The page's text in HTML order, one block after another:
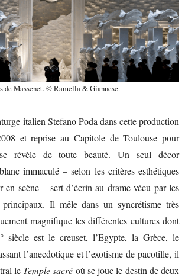
de Massenet. © Ramella & Giannese.
italien Stefano Poda dans cette production
et reprise au Capitole de Toulouse pour
révèle de toute beauté. Un seul décor
immaculé – selon les critères esthétiques
en scène – sert d’écrin au drame vécu par les
principaux. Il mêle dans un syncrétisme très
magnifique les différentes cultures dont
siècle est le creuset, l’Egypte, la Grèce, le
l’anecdotique et l’exotisme de pacotille, il
le Temple sacré où se joue le destin de deux